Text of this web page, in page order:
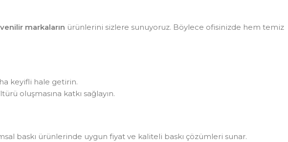
markaların ürünlerini sizlere sunuyoruz. Böylece ofisinizde hem temiz
keyifli hale getirin.
oluşmasına katkı sağlayın.
baskı ürünlerinde uygun fiyat ve kaliteli baskı çözümleri sunar.